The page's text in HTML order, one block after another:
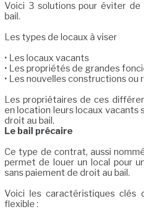
Voici 3 solutions pour éviter de
bail.
Les types de locaux à viser
• Les locaux vacants
• Les propriétés de grandes
• Les nouvelles constructions ou
Les propriétaires de ces
en location leurs locaux vacants
droit au bail.
Le bail précaire
Ce type de contrat, aussi
permet de louer un local pour
sans paiement de droit au bail.
Voici les caractéristiques clés
flexible :